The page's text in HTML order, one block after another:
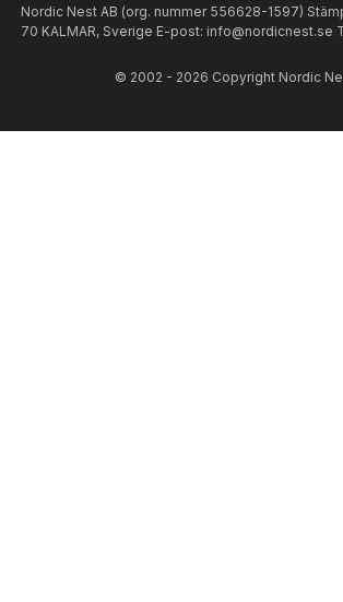
Nordic Nest AB (org. nummer 556628-1597)
70 KALMAR, Sverige E-post: info@nordicnest.se
© 2002 - 2026 Copyright Nordic